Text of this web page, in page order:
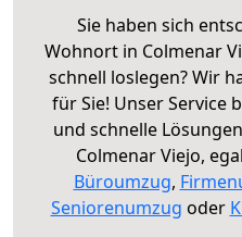
Sie haben sich
Wohnort in Colmenar
schnell loslegen? Wir
für Sie! Unser Service
und schnelle
Colmenar Viejo,
Büroumzug,
Seniorenumzug oder